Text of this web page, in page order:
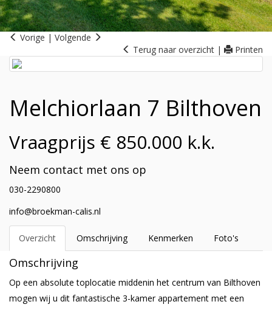
Vorige | Volgende
Terug naar overzicht | Printen
Melchiorlaan 7 Bilthoven
Vraagprijs € 850.000 k.k.
Neem contact met ons op
030-2290800
info@broekman-calis.nl
Overzicht Omschrijving Kenmerken Foto's
Omschrijving
Op een absolute toplocatie middenin het centrum van Bilthoven
mogen wij u dit fantastische 3-kamer appartement met een